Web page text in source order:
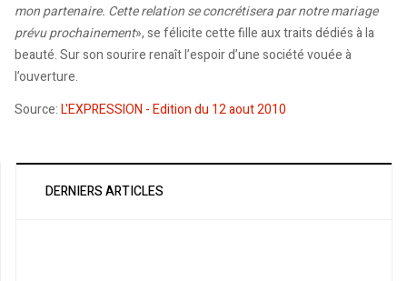
mon partenaire. Cette relation se concrétisera par notre mariage
prévu prochainement», se félicite cette fille aux traits dédiés à la
beauté. Sur son sourire renaît l’espoir d’une société vouée à
l’ouverture.
Source:L'EXPRESSION - Edition du 12 aout 2010
DERNIERS ARTICLES